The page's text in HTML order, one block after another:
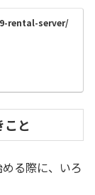
rental-server/
と
る際に、いろ